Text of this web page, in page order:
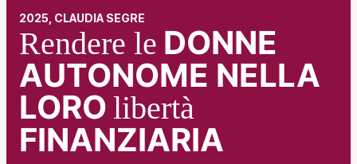
2025, CLAUDIA SEGRE
Rendere le DONNE
AUTONOME NELLA
LORO libertà
FINANZIARIA